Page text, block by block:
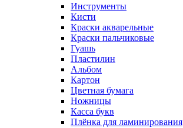
Инструменты
Кисти
Краски акварельные
Краски пальчиковые
Гуашь
Пластилин
Альбом
Картон
Цветная бумага
Ножницы
Касса букв
Плёнка для ламинирования